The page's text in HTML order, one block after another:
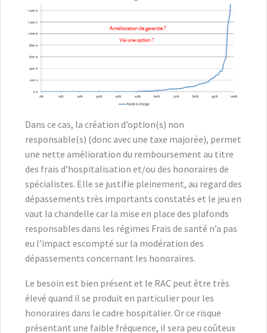
Dans ce cas, la création d’option(s) non
responsable(s) (donc avec une taxe majorée), permet
une nette amélioration du remboursement au titre
des frais d’hospitalisation et/ou des honoraires de
spécialistes. Elle se justifie pleinement, au regard des
dépassements très importants constatés et le jeu en
vaut la chandelle car la mise en place des plafonds
responsables dans les régimes Frais de santé n’a pas
eu l’impact escompté sur la modération des
dépassements concernant les honoraires.
Le besoin est bien présent et le RAC peut être très
élevé quand il se produit en particulier pour les
honoraires dans le cadre hospitalier. Or ce risque
présentant une faible fréquence, il sera peu coûteux